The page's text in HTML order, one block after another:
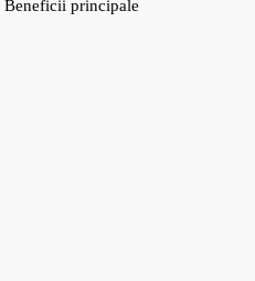
Beneficii principale